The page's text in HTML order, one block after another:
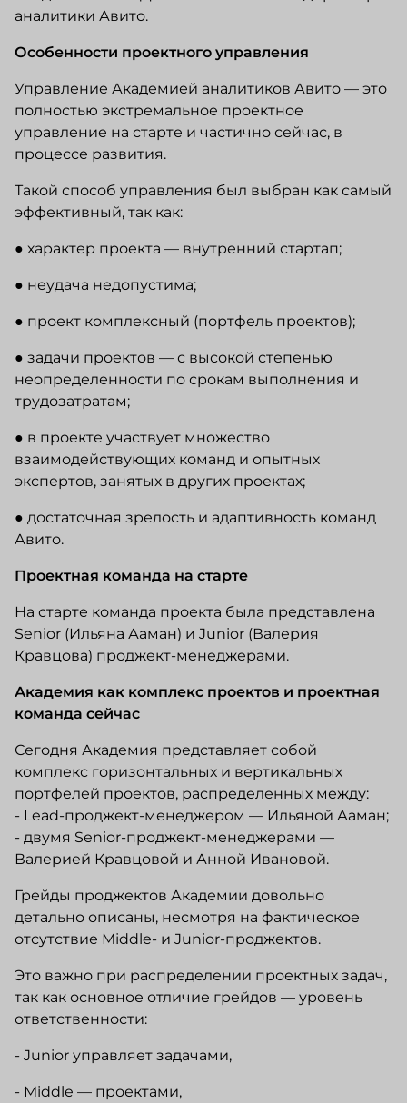
аналитики Авито.
Особенности проектного управления
Управление Академией аналитиков Авито — это
полностью экстремальное проектное
управление на старте и частично сейчас, в
процессе развития.
Такой способ управления был выбран как самый
эффективный, так как:
● характер проекта — внутренний стартап;
● неудача недопустима;
● проект комплексный (портфель проектов);
● задачи проектов — с высокой степенью
неопределенности по срокам выполнения и
трудозатратам;
● в проекте участвует множество
взаимодействующих команд и опытных
экспертов, занятых в других проектах;
● достаточная зрелость и адаптивность команд
Авито.
Проектная команда на старте
На старте команда проекта была представлена
Senior (Ильяна Ааман) и Junior (Валерия
Кравцова) проджект-менеджерами.
Академия как комплекс проектов и проектная
команда сейчас
Сегодня Академия представляет собой
комплекс горизонтальных и вертикальных
портфелей проектов, распределенных между:
- Lead-проджект-менеджером — Ильяной Ааман;
- двумя Senior-проджект-менеджерами —
Валерией Кравцовой и Анной Ивановой.
Грейды проджектов Академии довольно
детально описаны, несмотря на фактическое
отсутствие Middle- и Junior-проджектов.
Это важно при распределении проектных задач,
так как основное отличие грейдов — уровень
ответственности:
- Junior управляет задачами,
- Middle — проектами,